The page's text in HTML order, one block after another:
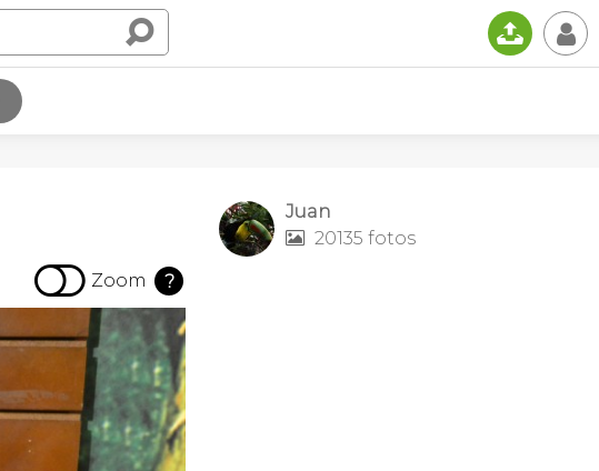
📤 👤
 Zoom ?
Juan
 20135 fotos